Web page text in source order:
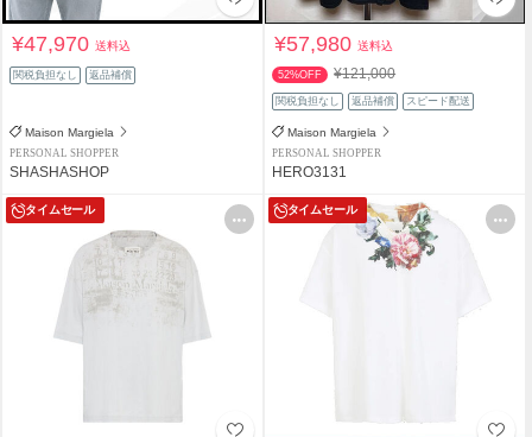
¥47,970送料込
関税負担なし 返品補償
Maison Margiela
PERSONAL SHOPPER
SHASHASHOP
¥57,980送料込
52%OFF ¥121,000
関税負担なし 返品補償 スピード配送
Maison Margiela
PERSONAL SHOPPER
HERO3131
タイムセール タイムセール